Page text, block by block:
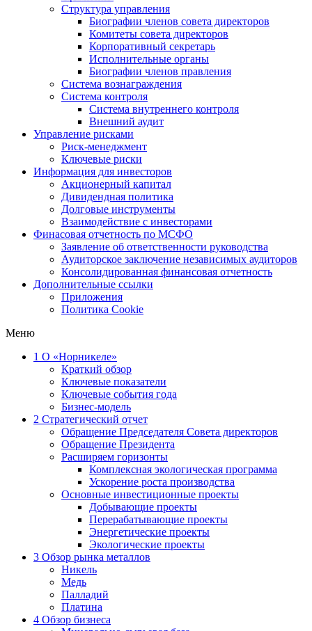
Структура управления
Биографии членов совета директоров
Комитеты совета директоров
Корпоративный секретарь
Исполнительные органы
Биографии членов правления
Система вознаграждения
Система контроля
Система внутреннего контроля
Внешний аудит
Управление рисками
Риск-менеджмент
Ключевые риски
Информация для инвесторов
Акционерный капитал
Дивидендная политика
Долговые инструменты
Взаимодействие с инвеcторами
Финасовая отчетность по МСФО
Заявление об ответственности руководства
Аудиторское заключение независимых аудиторов
Консолидированная финансовая отчетность
Дополнительные ссылки
Приложения
Политика Cookie
Меню
1 О «Норникеле»
Краткий обзор
Ключевые показатели
Ключевые события года
Бизнес-модель
2 Стратегический отчет
Обращение Председателя Совета директоров
Обращение Президента
Расширяем горизонты
Комплексная экологическая программа
Ускорение роста производства
Основные инвестиционные проекты
Добывающие проекты
Перерабатывающие проекты
Энергетические проекты
Экологические проекты
3 Обзор рынка металлов
Никель
Медь
Палладий
Платина
4 Обзор бизнеса